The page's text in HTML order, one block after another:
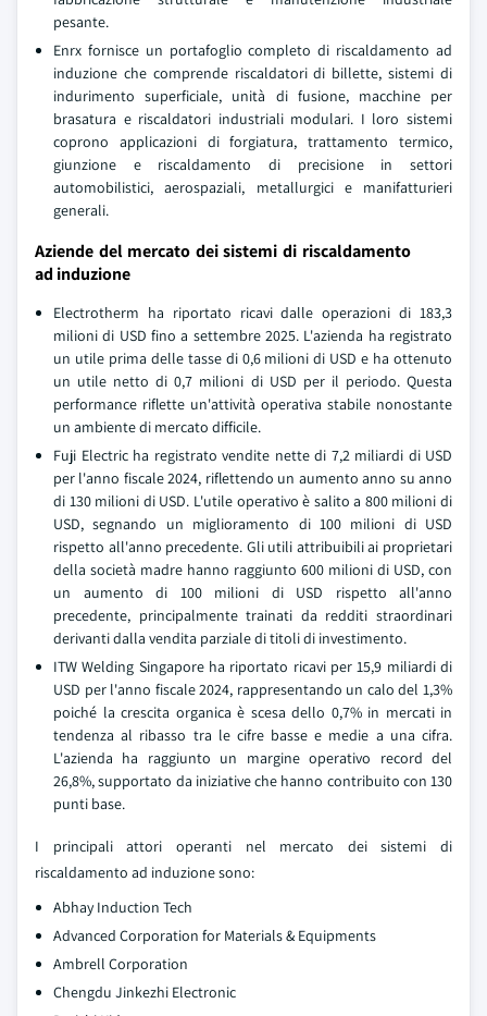
pesante.
Enrx fornisce un portafoglio completo di riscaldamento ad
induzione che comprende riscaldatori di billette, sistemi di
indurimento superficiale, unità di fusione, macchine per
brasatura e riscaldatori industriali modulari. I loro sistemi
coprono applicazioni di forgiatura, trattamento termico,
giunzione e riscaldamento di precisione in settori
automobilistici, aerospaziali, metallurgici e manifatturieri
generali.
Aziende del mercato dei sistemi di riscaldamento
ad induzione
Electrotherm ha riportato ricavi dalle operazioni di 183,3
milioni di USD fino a settembre 2025. L'azienda ha registrato
un utile prima delle tasse di 0,6 milioni di USD e ha ottenuto
un utile netto di 0,7 milioni di USD per il periodo. Questa
performance riflette un'attività operativa stabile nonostante
un ambiente di mercato difficile.
Fuji Electric ha registrato vendite nette di 7,2 miliardi di USD
per l'anno fiscale 2024, riflettendo un aumento anno su anno
di 130 milioni di USD. L'utile operativo è salito a 800 milioni di
USD, segnando un miglioramento di 100 milioni di USD
rispetto all'anno precedente. Gli utili attribuibili ai proprietari
della società madre hanno raggiunto 600 milioni di USD, con
un aumento di 100 milioni di USD rispetto all'anno
precedente, principalmente trainati da redditi straordinari
derivanti dalla vendita parziale di titoli di investimento.
ITW Welding Singapore ha riportato ricavi per 15,9 miliardi di
USD per l'anno fiscale 2024, rappresentando un calo del 1,3%
poiché la crescita organica è scesa dello 0,7% in mercati in
tendenza al ribasso tra le cifre basse e medie a una cifra.
L'azienda ha raggiunto un margine operativo record del
26,8%, supportato da iniziative che hanno contribuito con 130
punti base.
I principali attori operanti nel mercato dei sistemi di
riscaldamento ad induzione sono:
Abhay Induction Tech
Advanced Corporation for Materials & Equipments
Ambrell Corporation
Chengdu Jinkezhi Electronic